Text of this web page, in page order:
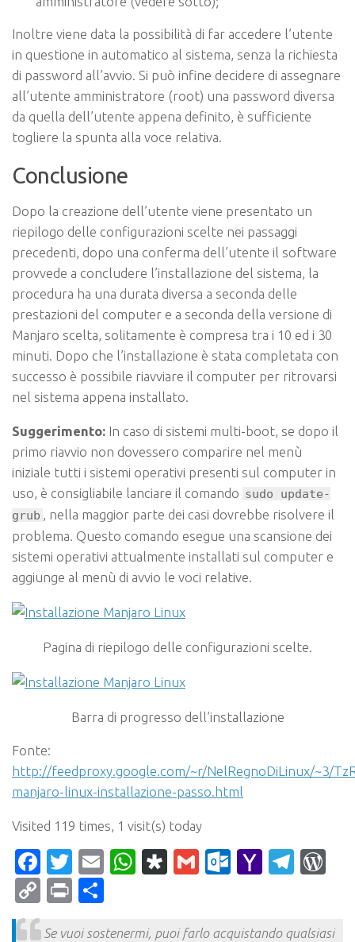
Inoltre viene data la possibilità di far accedere l’utente
in questione in automatico al sistema, senza la richiesta
di password all’avvio. Si può infine decidere di assegnare
all’utente amministratore (root) una password diversa
da quella dell’utente appena definito, è sufficiente
togliere la spunta alla voce relativa.
Conclusione
Dopo la creazione dell’utente viene presentato un
riepilogo delle configurazioni scelte nei passaggi
precedenti, dopo una conferma dell’utente il software
provvede a concludere l’installazione del sistema, la
procedura ha una durata diversa a seconda delle
prestazioni del computer e a seconda della versione di
Manjaro scelta, solitamente è compresa tra i 10 ed i 30
minuti. Dopo che l’installazione è stata completata con
successo è possibile riavviare il computer per ritrovarsi
nel sistema appena installato.
Suggerimento: In caso di sistemi multi-boot , se dopo il
primo riavvio non dovessero comparire nel menù
iniziale tutti i sistemi operativi presenti sul computer in
uso, è consigliabile lanciare il comando sudo update-
grub
, nella maggior parte dei casi dovrebbe risolvere il
problema. Questo comando esegue una scansione dei
sistemi operativi attualmente installati sul computer e
aggiunge al menù di avvio le voci relative.
Pagina di riepilogo delle configurazioni scelte.
Barra di progresso dell’installazione
Fonte:
http://feedproxy.google.com/~r/NelRegnoDiLinux/~3/
manjaro-linux-installazione-passo.html
Visited 119 times, 1 visit(s) today
Facebook
Twitter
EmailWhatsApp
Diaspora
Gmail Yahoo
CopyPrint
Se vuoi sostenermi, puoi farlo acquistando qualsiasi